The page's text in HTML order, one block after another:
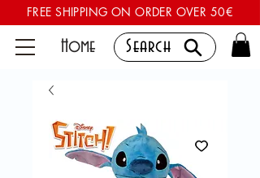
FREE SHIPPING ON ORDER OVER 50€
Home Search